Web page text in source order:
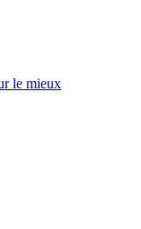
le mieux